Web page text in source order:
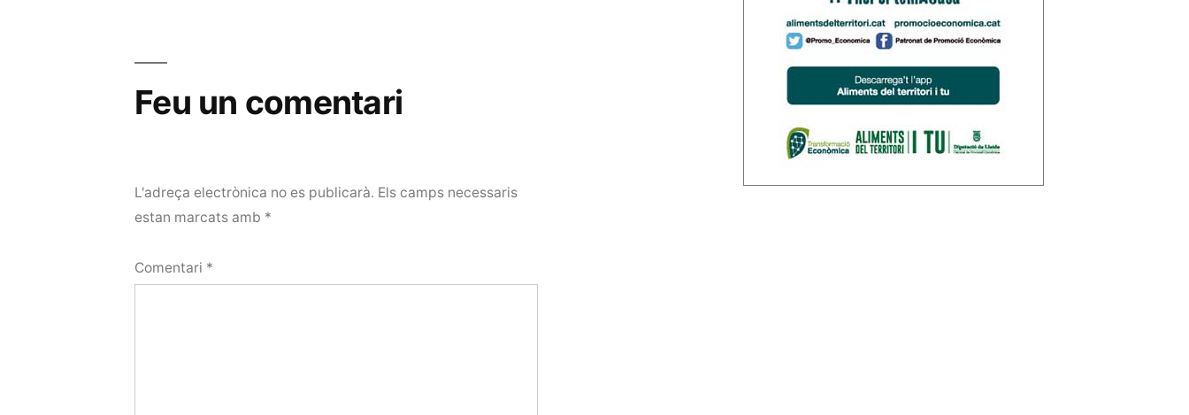
Feu un comentari
L'adreça electrònica no es publicarà. Els camps necessaris
estan marcats amb *
Comentari *